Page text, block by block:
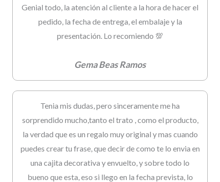
Genial todo, la atención al cliente a la hora de hacer el
pedido, la fecha de entrega, el embalaje y la
presentación. Lo recomiendo 💯
Gema Beas Ramos
Tenia mis dudas, pero sinceramente me ha
sorprendido mucho,tanto el trato , como el producto,
la verdad que es un regalo muy original y mas cuando
puedes crear tu frase, que decir de como te lo envia en
una cajita decorativa y envuelto, y sobre todo lo
bueno que esta, eso si llego en la fecha prevista, lo